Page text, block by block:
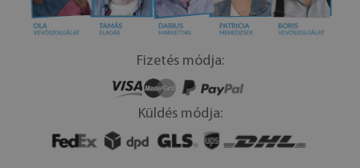
Fizetés módja:
Küldés módja: